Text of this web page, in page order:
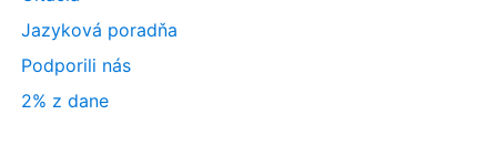
Jazyková poradňa
Podporili nás
2% z dane